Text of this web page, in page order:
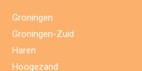
Groningen
Groningen-Zuid
Haren
Hoogezand